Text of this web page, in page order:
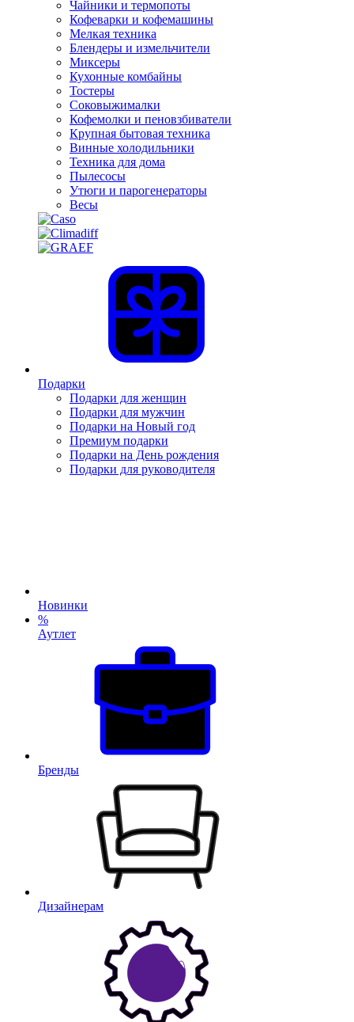
Чайники и термопоты
Кофеварки и кофемашины
Мелкая техника
Блендеры и измельчители
Миксеры
Кухонные комбайны
Тостеры
Соковыжималки
Кофемолки и пеновзбиватели
Крупная бытовая техника
Винные холодильники
Техника для дома
Пылесосы
Утюги и парогенераторы
Весы
Подарки
Подарки для женщин
Подарки для мужчин
Подарки на Новый год
Премиум подарки
Подарки на День рождения
Подарки для руководителя
Новинки
%
Аутлет
Бренды
Дизайнерам